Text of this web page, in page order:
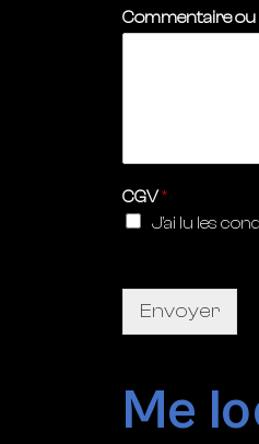
Commentaire ou
CGV*
J'ai lu les
Envoyer
Me